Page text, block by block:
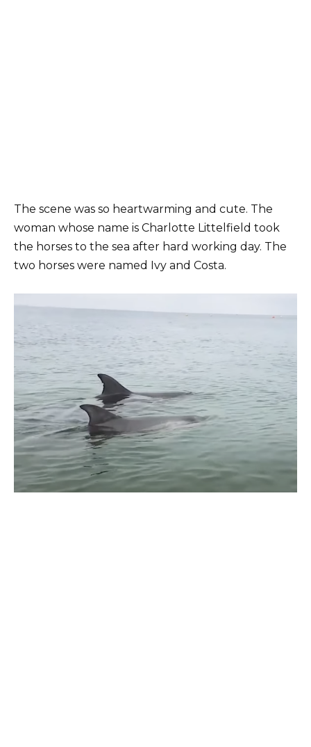
The scene was so heartwarming and cute. The
woman whose name is Charlotte Littelfield took
the horses to the sea after hard working day. The
two horses were named Ivy and Costa.